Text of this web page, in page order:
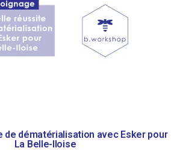
de dématérialisation avec Esker pour
La Belle-Iloise